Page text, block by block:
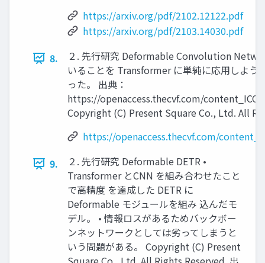
https://arxiv.org/pdf/2102.12122.pdf
https://arxiv.org/pdf/2103.14030.pdf
8.
２. 先行研究 Deformable Convolution
いることを Transformer に単純に応用しよう
った。 出典：
https://openaccess.thecvf.com/
Copyright (C) Present Square Co., Ltd. All
https://openaccess.thecvf.com/
9.
２. 先行研究 Deformable DETR •
Transformer とCNN を組み合わせたこと
で高精度 を達成した DETR に
Deformable モジュールを組み 込んだモ
デル。 • 情報ロスがあるためバックボー
ンネットワークとしては劣ってしまうと
いう問題がある。 Copyright (C) Present